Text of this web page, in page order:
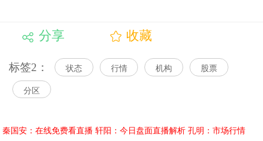
分享 收藏
标签2： 状态 行情 机构 股票
分区
秦国安：在线免费看直播 轩阳：今日盘面直播解析 孔明：市场行情